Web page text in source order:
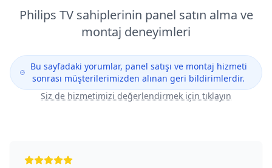
Philips TV sahiplerinin panel satın alma ve
montaj deneyimleri
Bu sayfadaki yorumlar, panel satışı ve montaj hizmeti
sonrası müşterilerimizden alınan geri bildirimlerdir.
Siz de hizmetimizi değerlendirmek için tıklayın